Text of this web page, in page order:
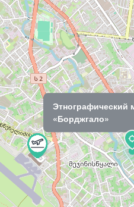
Этнографический
«Борджгало»